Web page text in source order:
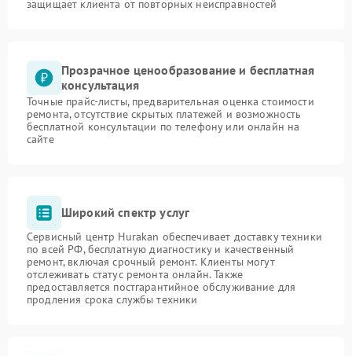
защищает клиента от повторных неисправностей
Прозрачное ценообразование и бесплатная
консультация
Точные прайс-листы, предварительная оценка стоимости
ремонта, отсутствие скрытых платежей и возможность
бесплатной консультации по телефону или онлайн на
сайте
Широкий спектр услуг
Сервисный центр Hurakan обеспечивает доставку техники
по всей РФ, бесплатную диагностику и качественный
ремонт, включая срочный ремонт. Клиенты могут
отслеживать статус ремонта онлайн. Также
предоставляется постгарантийное обслуживание для
продления срока службы техники